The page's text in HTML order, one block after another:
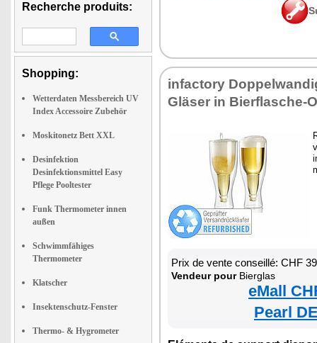
Recherche produits:
Shopping:
Wetterdaten Messbereich UV
Index Accessoire Zubehör
Moskitonetz Bett XXL
Desinfektion
Desinfektionsmittel Easy
Pflege Pooltester
Funk Thermometer innen
außen
Schwimmfähiges
Thermometer
Klatscher
Insektenschutz-Fenster
Thermo- & Hygrometer
infactory
Gläser in Bierflasche-
Prix de vente conseillé: CHF
Vendeur pourBierglas
eMall
Pearl